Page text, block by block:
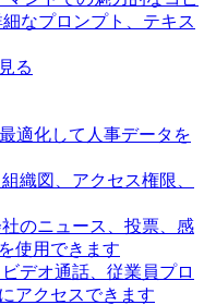
なプロンプト、テキス
る
適化して人事データを
織図、アクセス権限、
のニュース、投票、感
使用できます
デオ通話、従業員プロ
アクセスできます